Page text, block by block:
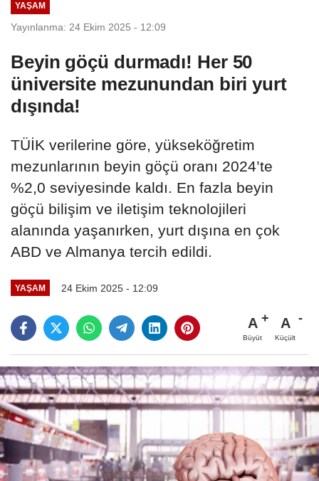
YAŞAM
Yayınlanma: 24 Ekim 2025 - 12:09
Beyin göçü durmadı! Her 50
üniversite mezunundan biri yurt
dışında!
TÜİK verilerine göre, yükseköğretim
mezunlarının beyin göçü oranı 2024’te
%2,0 seviyesinde kaldı. En fazla beyin
göçü bilişim ve iletişim teknolojileri
alanında yaşanırken, yurt dışına en çok
ABD ve Almanya tercih edildi.
YAŞAM 24 Ekim 2025 - 12:09
A
Büyüt
A
Küçült